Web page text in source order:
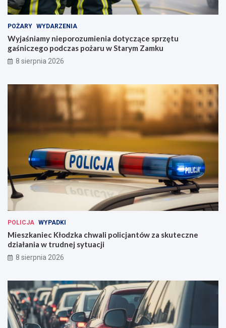
POŻARY WYDARZENIA
Wyjaśniamy nieporozumienia dotyczące sprzętu
gaśniczego podczas pożaru w Starym Zamku
8 sierpnia 2026
POLICJA WYPADKI
Mieszkaniec Kłodzka chwali policjantów za skuteczne
działania w trudnej sytuacji
8 sierpnia 2026